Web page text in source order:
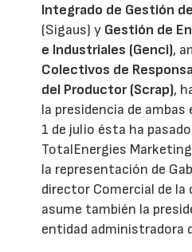
Integrado de Gestión
(Sigaus) y Gestión de
e Industriales (Genci),
Colectivos de
del Productor (Scrap),
la presidencia de ambas
1 de julio ésta ha
TotalEnergies Marketing
la representación de
director Comercial de la
asume también la
entidad administradora